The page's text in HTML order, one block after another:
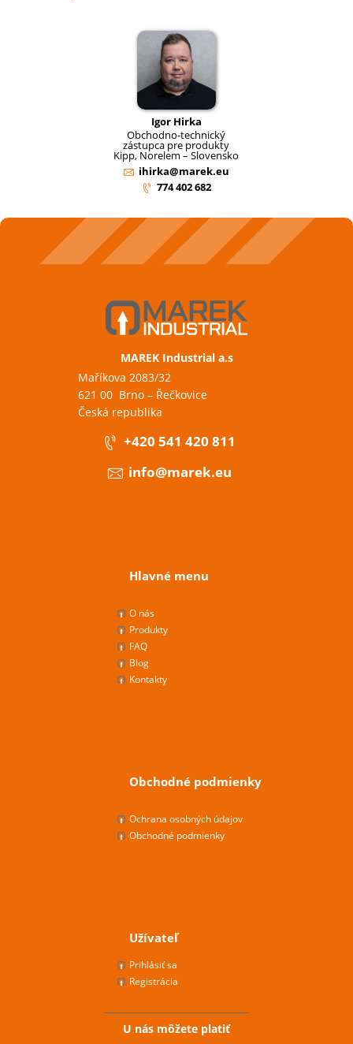
Igor Hirka
Obchodno-technický
zástupca pre produkty
Kipp, Norelem – Slovensko
ihirka@marek.eu
774 402 682
MAREK Industrial a.s
Maříkova 2083/32
621 00 Brno – Řečkovice
Česká republika
+420 541 420 811
info@marek.eu
Hlavné menu
O nás
Produkty
FAQ
Blog
Kontakty
Obchodné podmienky
Ochrana osobných údajov
Obchodné podmienky
Užívateľ
Prihlásiť sa
Registrácia
U nás môžete platiť